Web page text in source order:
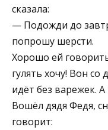
сказала:
— Подожди до
попрошу шерсти.
Хорошо ей
гулять хочу! Вон
идёт без варежек.
Вошёл дядя Федя,
говорит: